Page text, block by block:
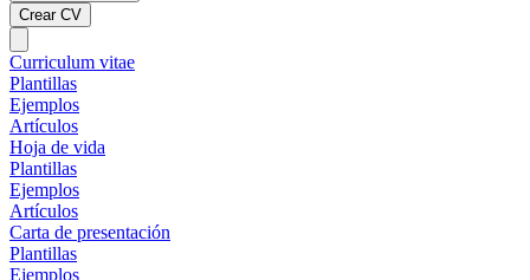
Crear CV
Curriculum vitae
Plantillas
Ejemplos
Artículos
Hoja de vida
Plantillas
Ejemplos
Artículos
Carta de presentación
Plantillas
Ejemplos